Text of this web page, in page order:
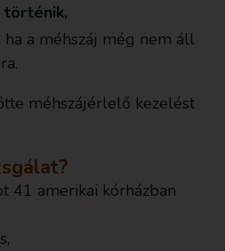
történik,
ha a méhszáj még nem áll
méhszájérlelő kezelést
41 amerikai kórházban